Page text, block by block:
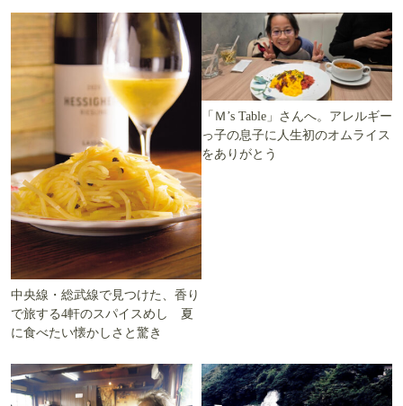
中央線・総武線で見つけた、香り
で旅する4軒のスパイスめし 夏
に食べたい懐かしさと驚き
「Ｍ’s Table」さんへ。アレルギー
っ子の息子に人生初のオムライス
をありがとう